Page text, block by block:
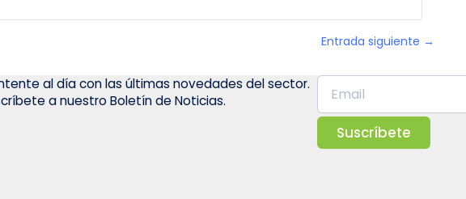
Entrada siguiente →
al día con las últimas novedades del sector.
a nuestro Boletín de Noticias.
Suscríbete